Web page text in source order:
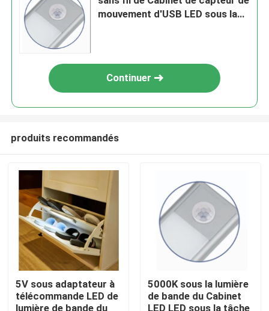
Aperçu
Produits
Vidéos
mouvement d'USB LED sous la
Continuer
produits recommandés
5V sous adaptateur à
télécommande LED de
lumière de bande du
5000K sous la lumière
de bande du Cabinet
LED LED sous la tâche